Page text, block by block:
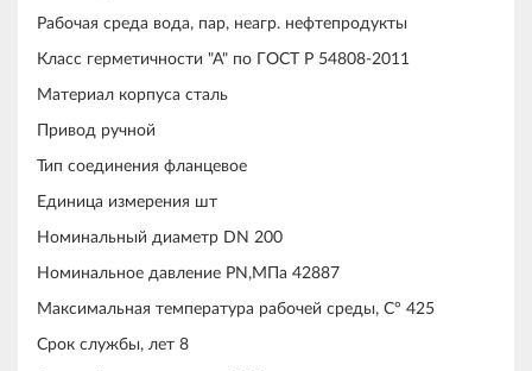
Рабочая среда вода, пар, неагр. нефтепродукты
Класс герметичности "А" по ГОСТ Р 54808-2011
Материал корпуса сталь
Привод ручной
Тип соединения фланцевое
Единица измерения шт
Номинальный диаметр DN 200
Номинальное давление PN,МПа 42887
Максимальная температура рабочей среды, С° 425
Срок службы, лет 8